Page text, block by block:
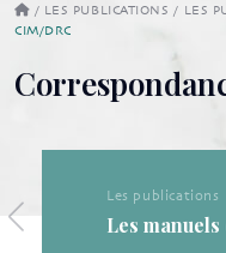
/ LES PUBLICATIONS / LES
CIM/DRC
générale